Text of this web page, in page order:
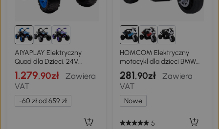
AIYAPLAY Elektryczny
Quad dla Dzieci, 24V
Pojazd Elektryczny z 4
Kołami, Światła, Port USB,
Funkcja MP3, 6,5 km/h, 3-8
Lat
1.279,90zł
Zawiera
VAT
-60 zł od 659 zł
HOMCOM Elektryczny
motocykl dla dzieci BMW
S1000RR 6V z reflektorem i
muzyką 2,5 km/h dla dzieci
18–36 miesięcy Niebieski
281,90zł
Zawiera
VAT
Nowe
5